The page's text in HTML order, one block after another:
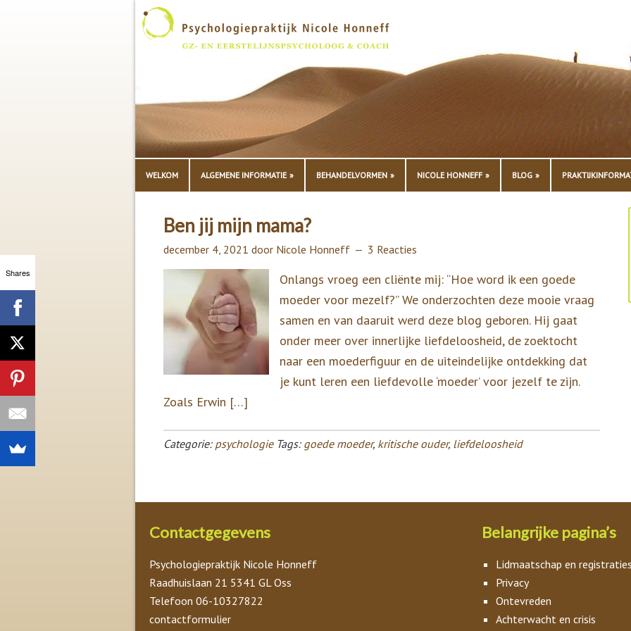
WELKOM ALGEMENE INFORMATIE BEHANDELVORMEN NICOLE HONNEFF BLOG
Ben jij mijn mama?
december 4, 2021 door Nicole Honneff 3 Reacties
Onlangs vroeg een cliënte mij: “Hoe word ik een goede
moeder voor mezelf?” We onderzochten deze mooie vraag
samen en van daaruit werd deze blog geboren. Hij gaat
onder meer over innerlijke liefdeloosheid, de zoektocht
naar een moederfiguur en de uiteindelijke ontdekking dat
je kunt leren een liefdevolle ‘moeder’ voor jezelf te zijn.
Zoals Erwin […]
Categorie: psychologie Tags: goede moeder, kritische ouder, liefdeloosheid
Contactgegevens
Psychologiepraktijk Nicole Honneff
Raadhuislaan 21 5341 GL Oss
Telefoon 06-10327822
contactformulier
Belangrijke pagina’s
Lidmaatschap en
Privacy
Ontevreden
Achterwacht en crisis
Shares